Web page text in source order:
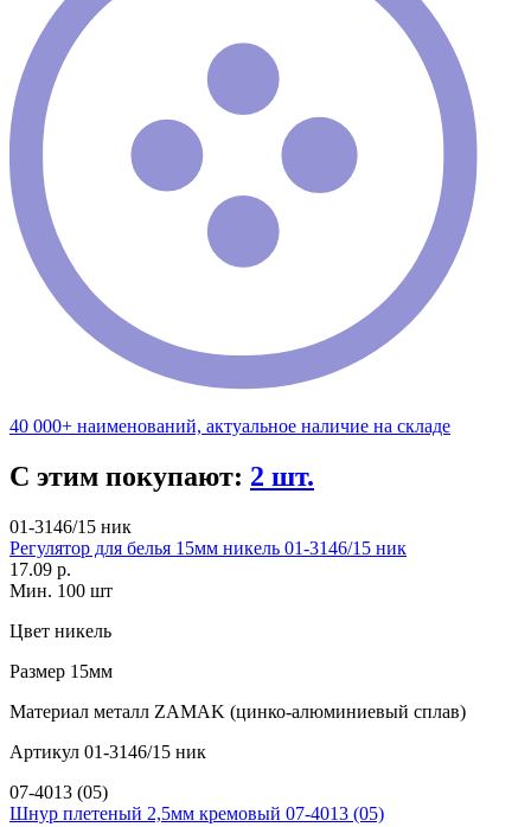
40 000+ наименований, актуальное наличие на складе
С этим покупают: 2 шт.
01-3146/15 ник
Регулятор для белья 15мм никель 01-3146/15 ник
17.09 р.
Мин. 100 шт
Цвет никель
Размер 15мм
Материал металл ZAMAK (цинко-алюминиевый сплав)
Артикул 01-3146/15 ник
07-4013 (05)
Шнур плетеный 2,5мм кремовый 07-4013 (05)